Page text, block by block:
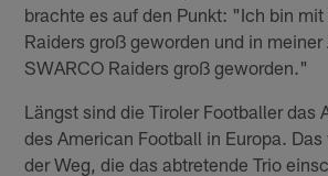
brachte es auf den Punkt: "Ich bin mit
Raiders groß geworden und in
SWARCO Raiders groß geworden."
Längst sind die Tiroler Footballer das
des American Football in Europa.
der Weg, die das abtretende Trio